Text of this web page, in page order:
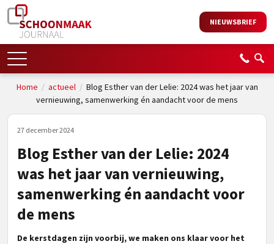
NIEUWSBRIEF
Home / actueel/ Blog Esther van der Lelie: 2024 was het jaar van
vernieuwing, samenwerking én aandacht voor de mens
27 december 2024
Blog Esther van der Lelie: 2024
was het jaar van vernieuwing,
samenwerking én aandacht voor
de mens
De kerstdagen zijn voorbij, we maken ons klaar voor het